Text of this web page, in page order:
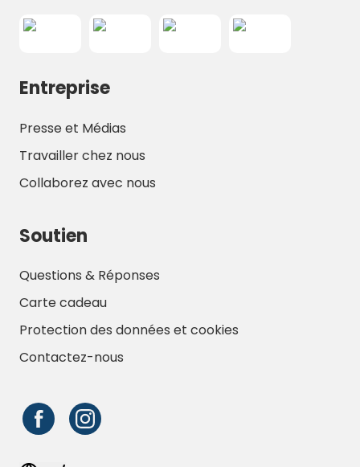
Entreprise
Presse et Médias
Travailler chez nous
Collaborez avec nous
Soutien
Questions & Réponses
Carte cadeau
Protection des données et cookies
Contactez-nous